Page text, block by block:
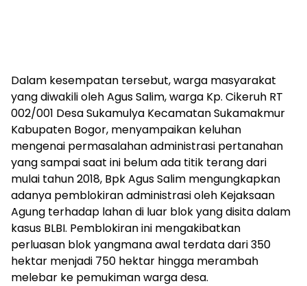
Dalam kesempatan tersebut, warga masyarakat
yang diwakili oleh Agus Salim, warga Kp. Cikeruh RT
002/001 Desa Sukamulya Kecamatan Sukamakmur
Kabupaten Bogor, menyampaikan keluhan
mengenai permasalahan administrasi pertanahan
yang sampai saat ini belum ada titik terang dari
mulai tahun 2018, Bpk Agus Salim mengungkapkan
adanya pemblokiran administrasi oleh Kejaksaan
Agung terhadap lahan di luar blok yang disita dalam
kasus BLBI. Pemblokiran ini mengakibatkan
perluasan blok yangmana awal terdata dari 350
hektar menjadi 750 hektar hingga merambah
melebar ke pemukiman warga desa.